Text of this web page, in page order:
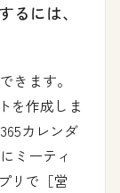
るには、
きます。
を作成しま
カレンダ
ミーティ
リで［営